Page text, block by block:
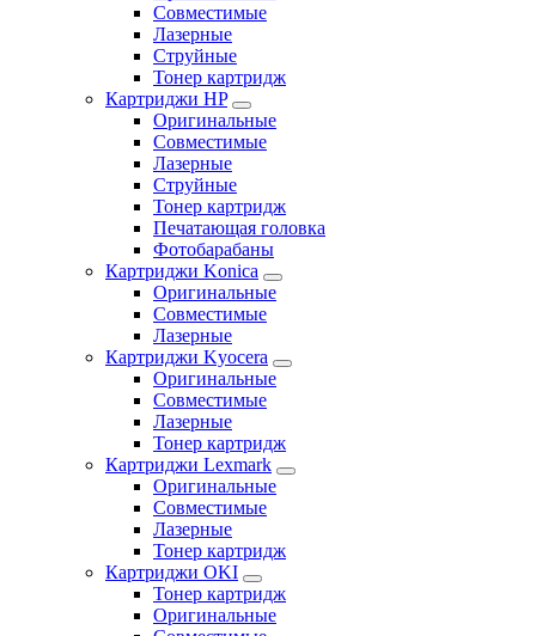
Совместимые
Лазерные
Струйные
Тонер картридж
Картриджи HP
Оригинальные
Совместимые
Лазерные
Струйные
Тонер картридж
Печатающая головка
Фотобарабаны
Картриджи Konica
Оригинальные
Совместимые
Лазерные
Картриджи Kyocera
Оригинальные
Совместимые
Лазерные
Тонер картридж
Картриджи Lexmark
Оригинальные
Совместимые
Лазерные
Тонер картридж
Картриджи OKI
Тонер картридж
Оригинальные